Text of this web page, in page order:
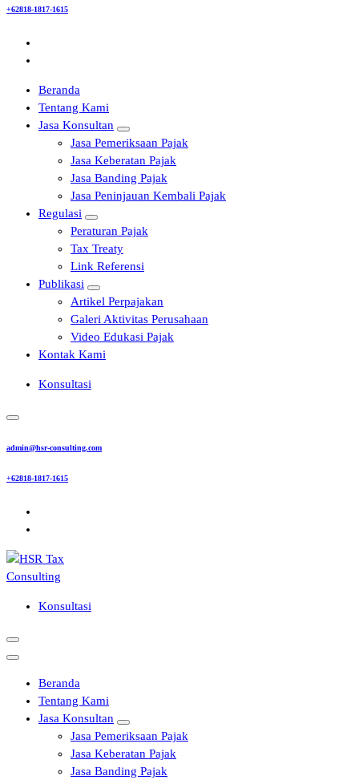
+62818-1817-1615
Beranda
Tentang Kami
Jasa Konsultan
Jasa Pemeriksaan Pajak
Jasa Keberatan Pajak
Jasa Banding Pajak
Jasa Peninjauan Kembali Pajak
Regulasi
Peraturan Pajak
Tax Treaty
Link Referensi
Publikasi
Artikel Perpajakan
Galeri Aktivitas Perusahaan
Video Edukasi Pajak
Kontak Kami
Konsultasi
admin@hsr-consulting.com
+62818-1817-1615
Konsultasi
Beranda
Tentang Kami
Jasa Konsultan
Jasa Pemeriksaan Pajak
Jasa Keberatan Pajak
Jasa Banding Pajak